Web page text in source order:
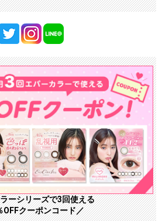
ーシリーズで3回使える
OFFクーポンコード／